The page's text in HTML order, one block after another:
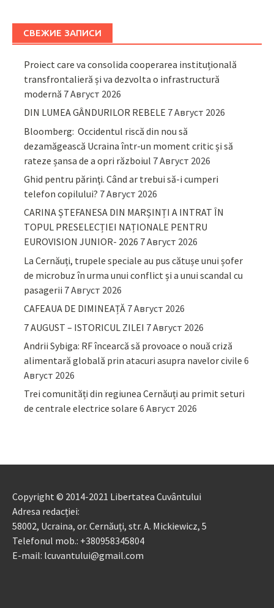
СВЕЖИЕ ЗАПИСИ
Proiect care va consolida cooperarea instituțională
transfrontalieră și va dezvolta o infrastructură
modernă 7 Август 2026
DIN LUMEA GÂNDURILOR REBELE 7 Август 2026
Bloomberg: Occidentul riscă din nou să
dezamăgească Ucraina într-un moment critic și să
rateze șansa de a opri războiul 7 Август 2026
Ghid pentru părinţi. Când ar trebui să-i cumperi
telefon copilului? 7 Август 2026
CARINA ȘTEFANESA DIN MARȘINȚI A INTRAT ÎN
TOPUL PRESELECȚIEI NAȚIONALE PENTRU
EUROVISION JUNIOR- 2026 7 Август 2026
La Cernăuți, trupele speciale au pus cătușe unui șofer
de microbuz în urma unui conflict și a unui scandal cu
pasagerii 7 Август 2026
CAFEAUA DE DIMINEAȚĂ 7 Август 2026
7 AUGUST – ISTORICUL ZILEI 7 Август 2026
Andrii Sybiga: RF încearcă să provoace o nouă criză
alimentară globală prin atacuri asupra navelor civile 6
Август 2026
Trei comunități din regiunea Cernăuți au primit seturi
de centrale electrice solare 6 Август 2026
Copyright © 2014-2021 Libertatea Cuvântului
Adresa redacției:
58002, Ucraina, or. Cernăuți, str. A. Mickiewicz, 5
Telefonul mob.: +380958345804
E-mail: lcuvantului@gmail.com